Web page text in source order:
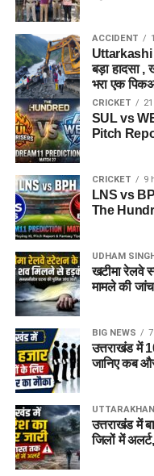
ACCIDENT
Uttarkashi
बड़ा हादसा ,
भरा एक
CRICKET
SUL vs
Pitch
CRICKET 9
LNS vs
The
UDHAM
खटीमा रेलवे
मामले की
BIG NEWS
उत्तराखंड में
जानिए कब
उत्तराखंड में
जिलों में अलर्ट,